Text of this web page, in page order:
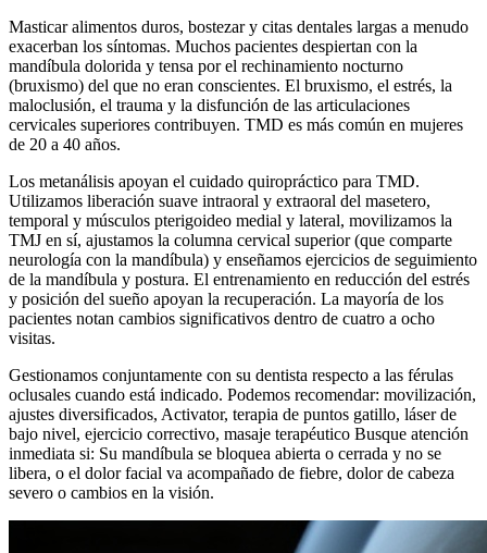
Masticar alimentos duros, bostezar y citas dentales largas a menudo
exacerban los síntomas. Muchos pacientes despiertan con la
mandíbula dolorida y tensa por el rechinamiento nocturno
(bruxismo) del que no eran conscientes. El bruxismo, el estrés, la
maloclusión, el trauma y la disfunción de las articulaciones
cervicales superiores contribuyen. TMD es más común en mujeres
de 20 a 40 años.
Los metanálisis apoyan el cuidado quiropráctico para TMD.
Utilizamos liberación suave intraoral y extraoral del masetero,
temporal y músculos pterigoideo medial y lateral, movilizamos la
TMJ en sí, ajustamos la columna cervical superior (que comparte
neurología con la mandíbula) y enseñamos ejercicios de seguimiento
de la mandíbula y postura. El entrenamiento en reducción del estrés
y posición del sueño apoyan la recuperación. La mayoría de los
pacientes notan cambios significativos dentro de cuatro a ocho
visitas.
Gestionamos conjuntamente con su dentista respecto a las férulas
oclusales cuando está indicado. Podemos recomendar: movilización,
ajustes diversificados, Activator, terapia de puntos gatillo, láser de
bajo nivel, ejercicio correctivo, masaje terapéutico Busque atención
inmediata si: Su mandíbula se bloquea abierta o cerrada y no se
libera, o el dolor facial va acompañado de fiebre, dolor de cabeza
severo o cambios en la visión.